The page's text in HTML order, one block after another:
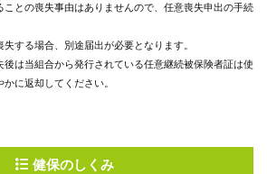
との喪失事由はありませんので、任意喪失申出の手続
する場合、別途届出が必要となります。
後は当組合から発行されている任意継続被保険者証は使
に返却してください。
健保のしくみ